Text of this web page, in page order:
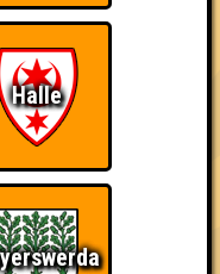
Ich suche Gegner,
Halle